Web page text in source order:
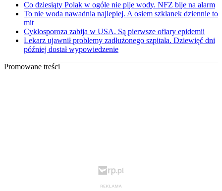
Co dziesiąty Polak w ogóle nie pije wody. NFZ bije na alarm
To nie woda nawadnia najlepiej. A osiem szklanek dziennie to
mit
Cyklosporoza zabija w USA. Są pierwsze ofiary epidemii
Lekarz ujawnił problemy zadłużonego szpitala. Dziewięć dni
później dostał wypowiedzenie
Promowane treści